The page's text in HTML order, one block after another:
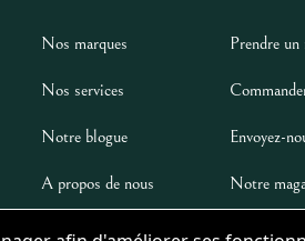
Nos marques
Nos services
Notre blogue
A propos de nous
Prendre un
Envoyez-
Notre